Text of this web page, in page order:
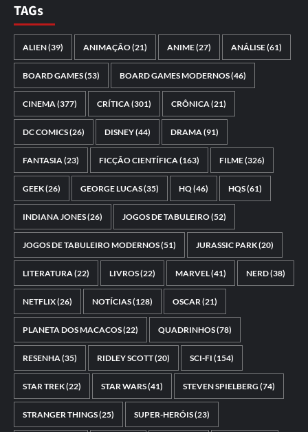
TAGs
ALIEN(39) ANIMAÇÃO(21) ANIME(27) ANÁLISE(61)
BOARD GAMES(53) BOARD GAMES MODERNOS(46)
CINEMA (377) CRÍTICA (301) CRÔNICA (21)
DC COMICS(26) DISNEY(44) DRAMA (91)
FANTASIA (23) FICÇÃO CIENTÍFICA (163) FILME(326)
GEEK(26) GEORGE LUCAS(35) HQ(46) HQS(61)
INDIANA JONES(26) JOGOS DE TABULEIRO(52)
JOGOS DE TABULEIRO MODERNOS(51) JURASSIC PARK(20)
LITERATURA (22) LIVROS(22) MARVEL(41) NERD(38)
NETFLIX(26) NOTÍCIAS(128) OSCAR (21)
PLANETA DOS MACACOS(22) QUADRINHOS(78)
RESENHA (35) RIDLEY SCOTT(20) SCI-FI (154)
STAR TREK(22) STAR WARS(41) STEVEN SPIELBERG (74)
STRANGER THINGS(25) SUPER-HERÓIS(23)